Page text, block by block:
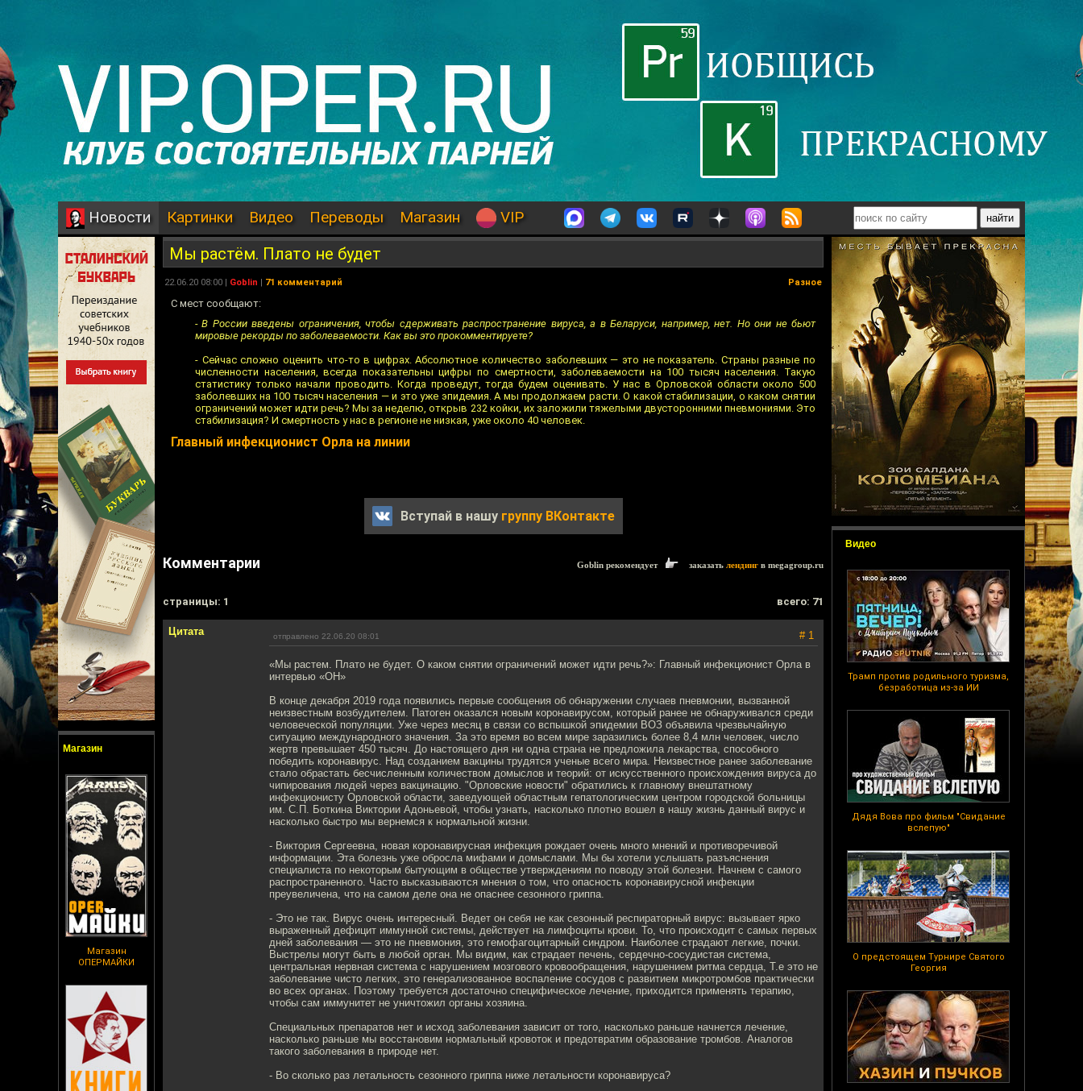
Новости Картинки Видео Переводы Магазин VIP
Магазин
Магазин
ОПЕРМАЙКИ
Видео
Трамп против родильного туризма,
безработица из-за ИИ
Дядя Вова про фильм "Свидание
вслепую"
О предстоящем Турнире Святого
Георгия
Мы растём. Плато не будет
22.06.20 08:00 | Goblin | 71 комментарий Разное
С мест сообщают:
- В России введены ограничения, чтобы сдерживать распространение вируса, а в Беларуси, например, нет. Но они не бьют
мировые рекорды по заболеваемости. Как вы это прокомментируете?
- Сейчас сложно оценить что-то в цифрах. Абсолютное количество заболевших — это не показатель. Страны разные по
численности населения, всегда показательны цифры по смертности, заболеваемости на 100 тысяч населения. Такую
статистику только начали проводить. Когда проведут, тогда будем оценивать. У нас в Орловской области около 500
заболевших на 100 тысяч населения — и это уже эпидемия. А мы продолжаем расти. О какой стабилизации, о каком снятии
ограничений может идти речь? Мы за неделю, открыв 232 койки, их заложили тяжелыми двусторонними пневмониями. Это
стабилизация? И смертность у нас в регионе не низкая, уже около 40 человек.
Главный инфекционист Орла на линии
Вступай в нашу группу ВКонтакте
Комментарии Goblin рекомендует заказать лендинг в megagroup.ru
cтраницы: 1 всего: 71
Цитата отправлено 22.06.20 08:01 # 1
«Мы растем. Плато не будет. О каком снятии ограничений может идти речь?»: Главный инфекционист Орла в
интервью «ОН»
В конце декабря 2019 года появились первые сообщения об обнаружении случаев пневмонии, вызванной
неизвестным возбудителем. Патоген оказался новым коронавирусом, который ранее не обнаруживался среди
человеческой популяции. Уже через месяц в связи со вспышкой эпидемии ВОЗ объявила чрезвычайную
ситуацию международного значения. За это время во всем мире заразились более 8,4 млн человек, число
жертв превышает 450 тысяч. До настоящего дня ни одна страна не предложила лекарства, способного
победить коронавирус. Над созданием вакцины трудятся ученые всего мира. Неизвестное ранее заболевание
стало обрастать бесчисленным количеством домыслов и теорий: от искусственного происхождения вируса до
чипирования людей через вакцинацию. "Орловские новости" обратились к главному внештатному
инфекционисту Орловской области, заведующей областным гепатологическим центром городской больницы
им. С.П. Боткина Виктории Адоньевой, чтобы узнать, насколько плотно вошел в нашу жизнь данный вирус и
насколько быстро мы вернемся к нормальной жизни.
- Виктория Сергеевна, новая коронавирусная инфекция рождает очень много мнений и противоречивой
информации. Эта болезнь уже обросла мифами и домыслами. Мы бы хотели услышать разъяснения
специалиста по некоторым бытующим в обществе утверждениям по поводу этой болезни. Начнем с самого
распространенного. Часто высказываются мнения о том, что опасность коронавирусной инфекции
преувеличена, что на самом деле она не опаснее сезонного гриппа.
- Это не так. Вирус очень интересный. Ведет он себя не как сезонный респираторный вирус: вызывает ярко
выраженный дефицит иммунной системы, действует на лимфоциты крови. То, что происходит с самых первых
дней заболевания — это не пневмония, это гемофагоцитарный синдром. Наиболее страдают легкие, почки.
Выстрелы могут быть в любой орган. Мы видим, как страдает печень, сердечно-сосудистая система,
центральная нервная система с нарушением мозгового кровообращения, нарушением ритма сердца, Т.е это не
заболевание чисто легких, это генерализованное воспаление сосудов с развитием микротромбов практически
во всех органах. Поэтому требуется достаточно специфическое лечение, приходится применять терапию,
чтобы сам иммунитет не уничтожил органы хозяина.
Специальных препаратов нет и исход заболевания зависит от того, насколько раньше начнется лечение,
насколько раньше мы восстановим нормальный кровоток и предотвратим образование тромбов. Аналогов
такого заболевания в природе нет.
- Во сколько раз летальность сезонного гриппа ниже летальности коронавируса?